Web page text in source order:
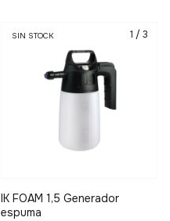
1 / 3
SIN STOCK
IK FOAM 1,5 Generador
espuma